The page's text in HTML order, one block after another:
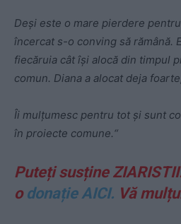
Deși este o mare pierdere
încercat s-o conving să rămână.
fiecăruia cât își alocă din timpul
comun. Diana a alocat deja
Îi mulțumesc pentru tot și sunt
în proiecte comune.“
Puteți susține
o donație AICI. Vă